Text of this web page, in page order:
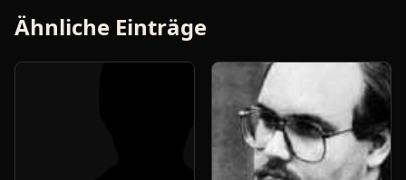
Ähnliche Einträge